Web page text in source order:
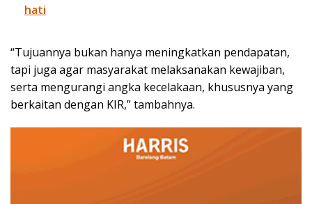
hati
“Tujuannya bukan hanya meningkatkan pendapatan,
tapi juga agar masyarakat melaksanakan kewajiban,
serta mengurangi angka kecelakaan, khususnya yang
berkaitan dengan KIR,” tambahnya.